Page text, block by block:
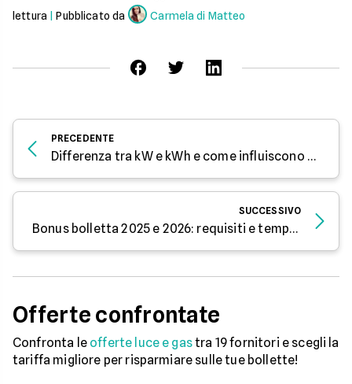
lettura |Pubblicato da Carmela di Matteo
PRECEDENTE
Differenza tra kW e kWh e come influiscono sulla bolletta
SUCCESSIVO
Bonus bolletta 2025 e 2026: requisiti e tempistiche
Offerte confrontate
Confronta le offerte luce e gastra 19 fornitori e scegli la
tariffa migliore per risparmiare sulle tue bollette!